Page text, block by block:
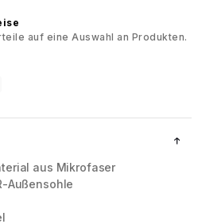
auf eine Auswahl an Produkten.
aus Mikrofaser
Außensohle